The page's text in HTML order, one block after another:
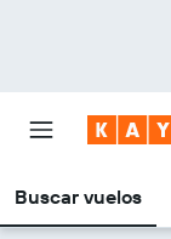
Buscar vuelos